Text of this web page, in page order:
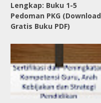
Lengkap: Buku 1-5
Pedoman PKG (Download
Gratis Buku PDF)